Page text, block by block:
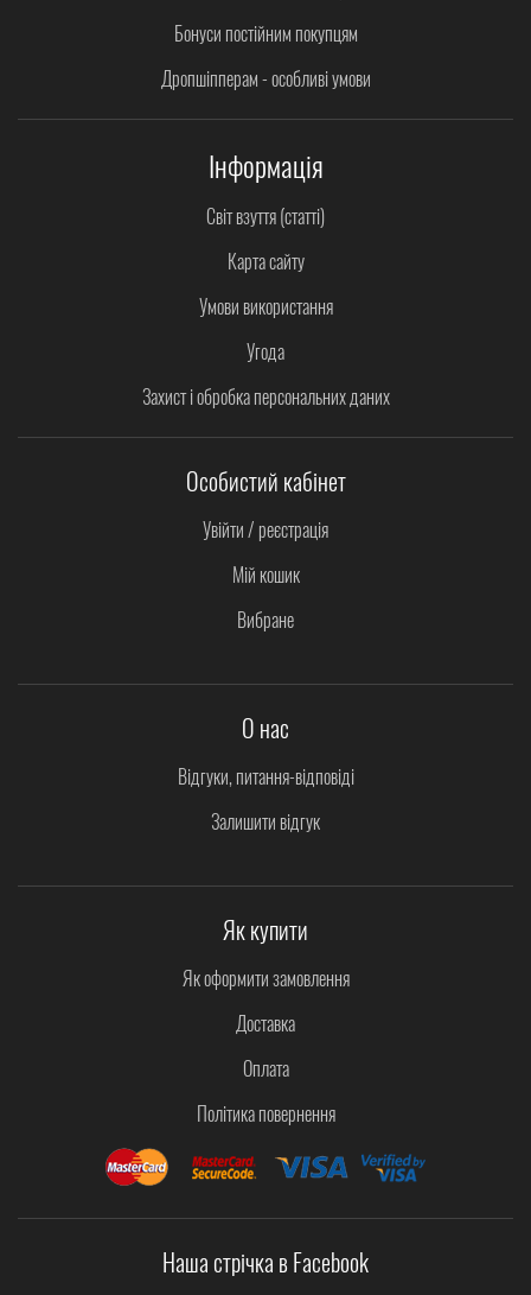
Бонуси постійним покупцям
Дропшіпперам - особливі умови
Інформація
Світ взуття (статті)
Карта сайту
Умови використання
Угода
Захист і обробка персональних даних
Особистий кабінет
Увійти / реєстрація
Мій кошик
Вибране
О нас
Відгуки, питання-відповіді
Залишити відгук
Як купити
Як оформити замовлення
Доставка
Оплата
Політика повернення
Наша стрічка в Facebook